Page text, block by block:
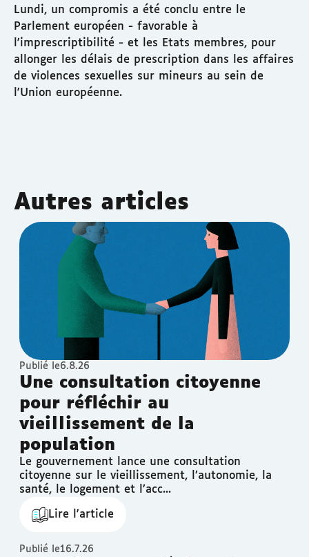
Lundi, un compromis a été conclu entre le
Parlement européen - favorable à
l'imprescriptibilité - et les Etats membres, pour
allonger les délais de prescription dans les affaires
de violences sexuelles sur mineurs au sein de
l'Union européenne.
Autres articles
Publié le6.8.26
Une consultation citoyenne
pour réfléchir au
vieillissement de la
population
Le gouvernement lance une consultation
citoyenne sur le vieillissement, l’autonomie, la
santé, le logement et l’acc...
Lire l'article
Publié le16.7.26